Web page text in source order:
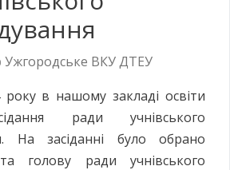
Ужгородське ВКУ ДТЕУ
в нашому закладі освіти
ради учнівського
На засіданні було обрано
голову ради учнівського